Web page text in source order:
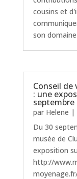
cousins et
son
Conseil de
: une
septembre
par Helene |
Du 30
musée de
exposition
http://